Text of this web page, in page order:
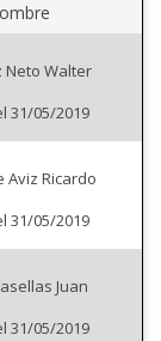
Neto Walter
31/05/2019
Aviz Ricardo
31/05/2019
Juan
31/05/2019